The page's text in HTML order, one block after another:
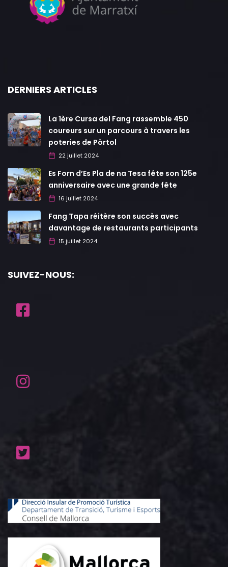
DERNIERS ARTICLES
La 1ère Cursa del Fang rassemble 450
coureurs sur un parcours à travers les
poteries de Pòrtol
22 juillet 2024
Es Forn d’Es Pla de na Tesa fête son 125e
anniversaire avec une grande fête
16 juillet 2024
Fang Tapa réitère son succès avec
davantage de restaurants participants
15 juillet 2024
SUIVEZ-NOUS: